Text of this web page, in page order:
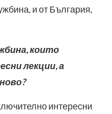
и от България,
които
лекции, а
интересни